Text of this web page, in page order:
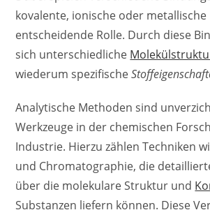
kovalente, ionische oder
entscheidende Rolle. Durch diese
sich unterschiedliche
wiederum spezifische
Analytische Methoden sind
Werkzeuge in der chemischen
Industrie. Hierzu zählen Techniken
und Chromatographie, die
über die molekulare Struktur und
Substanzen liefern können. Diese